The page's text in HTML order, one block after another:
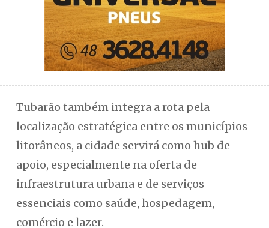
Tubarão também integra a rota pela
localização estratégica entre os municípios
litorâneos, a cidade servirá como hub de
apoio, especialmente na oferta de
infraestrutura urbana e de serviços
essenciais como saúde, hospedagem,
comércio e lazer.